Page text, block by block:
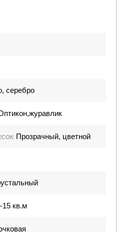
серебро
Прозрачный, цветной
15 кв.м